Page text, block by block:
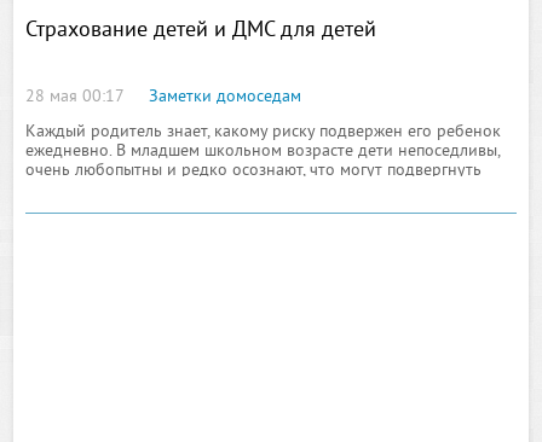
Страхование детей и ДМС для детей
28 мая 00:17
Заметки домоседам
Каждый родитель знает, какому риску подвержен его ребенок
ежедневно. В младшем школьном возрасте дети непоседливы,
очень любопытны и редко осознают, что могут подвергнуть